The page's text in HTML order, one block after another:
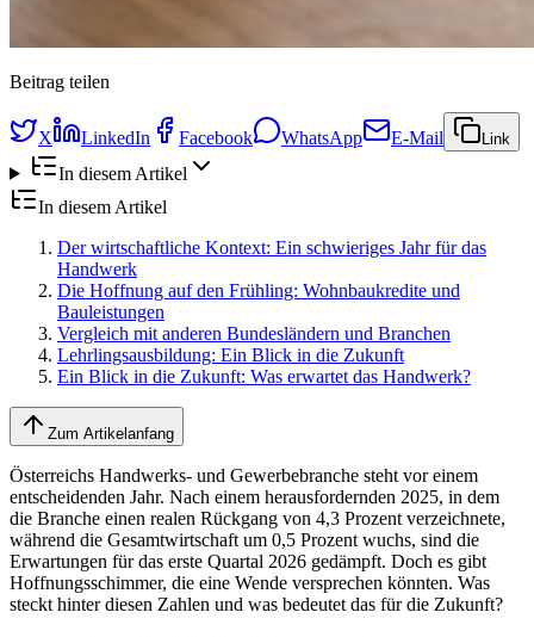
Beitrag teilen
X LinkedIn Facebook WhatsApp E-Mail Link
In diesem Artikel
In diesem Artikel
Der wirtschaftliche Kontext: Ein schwieriges Jahr für das
Handwerk
Die Hoffnung auf den Frühling: Wohnbaukredite und
Bauleistungen
Vergleich mit anderen Bundesländern und Branchen
Lehrlingsausbildung: Ein Blick in die Zukunft
Ein Blick in die Zukunft: Was erwartet das Handwerk?
Zum Artikelanfang
Österreichs Handwerks- und Gewerbebranche steht vor einem
entscheidenden Jahr. Nach einem herausfordernden 2025, in dem
die Branche einen realen Rückgang von 4,3 Prozent verzeichnete,
während die Gesamtwirtschaft um 0,5 Prozent wuchs, sind die
Erwartungen für das erste Quartal 2026 gedämpft. Doch es gibt
Hoffnungsschimmer, die eine Wende versprechen könnten. Was
steckt hinter diesen Zahlen und was bedeutet das für die Zukunft?